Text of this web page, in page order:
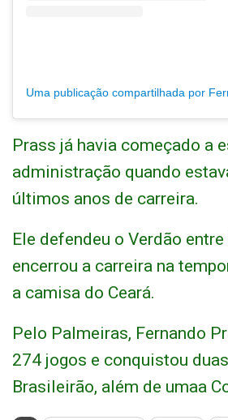
Prass já havia começado a
administração quando
últimos anos de carreira.
Ele defendeu o Verdão
encerrou a carreira na
a camisa do Ceará.
Pelo Palmeiras, Fernando
274 jogos e conquistou
Brasileirão, além de umaa